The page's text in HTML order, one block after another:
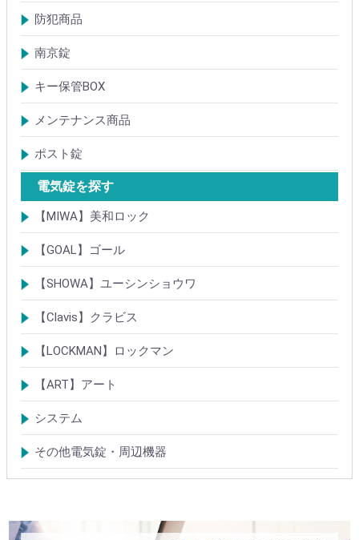
ドアガード
ドアチェーン
クレセント錠
丁番
フランス落とし
ドアクローザ
防犯商品
防犯簡易錠
防犯サムターン
ガードプレート・Lフロント
その他
南京錠
【ALPHA】アルファ
【ABUS】アバス
その他
キー保管BOX
大型キーBOX
小型キーBOX
メンテナンス商品
鍵の潤滑剤
サッシ調整ツール
ポスト錠
【Tajima(MET)】
【DAIKEN】
【コーワソニア】
【キョーワナスタ】
【リンタツ】
その他
電気錠を探す
【MIWA】美和ロック
電気錠・電気ストライク
通電金具
制御器・操作器
電材・その他
BANシリーズ
非接触キー・IDカード
Raccessシリーズ
ノンタッチシリーズ
iELシリーズ
FKL・FeliCa・MIFARE
キースイッチ
補修品・代替品
【GOAL】ゴール
電気錠
通電金具
電気錠システム製品
キースイッチ
【SHOWA】ユーシンショウワ
電気錠・電気ストライク
電気錠システム製品
キースイッチ
【Clavis】クラビス
電気錠
電気錠システム製品
Tebra(ハンズフリー)
キースイッチ
【LOCKMAN】ロックマン
電磁式電気錠
電磁錠取付ブラケット
電気錠システム製品
【ART】アート
電気錠システム
入退管理システム
システム
テンキーシステム
静脈認証システム
ICカード認証システム
その他電気錠・周辺機器